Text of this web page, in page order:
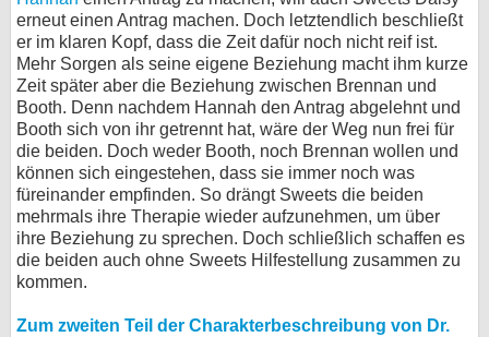
erneut einen Antrag machen. Doch letztendlich beschließt
er im klaren Kopf, dass die Zeit dafür noch nicht reif ist.
Mehr Sorgen als seine eigene Beziehung macht ihm kurze
Zeit später aber die Beziehung zwischen Brennan und
Booth. Denn nachdem Hannah den Antrag abgelehnt und
Booth sich von ihr getrennt hat, wäre der Weg nun frei für
die beiden. Doch weder Booth, noch Brennan wollen und
können sich eingestehen, dass sie immer noch was
füreinander empfinden. So drängt Sweets die beiden
mehrmals ihre Therapie wieder aufzunehmen, um über
ihre Beziehung zu sprechen. Doch schließlich schaffen es
die beiden auch ohne Sweets Hilfestellung zusammen zu
kommen.
Zum zweiten Teil der Charakterbeschreibung von Dr.